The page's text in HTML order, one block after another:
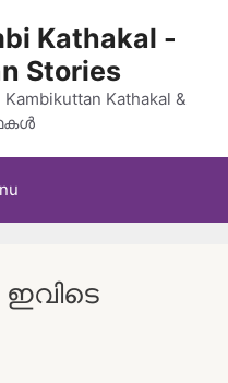
Kathakal -
Stories
Kathakal &